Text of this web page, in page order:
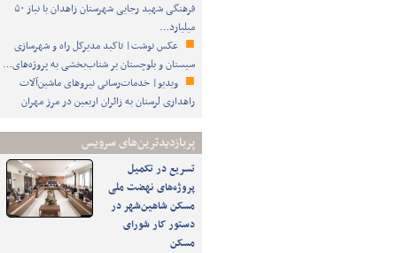
فرهنگی شهید رجایی شهرستان زاهدان با نیاز ۵۰
میلیارد…
عکس نوشت| تاکید مدیرکل راه و شهرسازی
سیستان و بلوچستان بر شتاب‌بخشی به پروژه‌های…
ویدیو| خدمات‌رسانی نیروهای ماشین‌آلات
راهداری لرستان به زائران اربعین در مرز مهران
پربازدیدترین‌های سرویس
تسریع در تکمیل
پروژه‌های نهضت ملی
مسکن شاهین‌شهر در
دستور کار شورای
مسکن